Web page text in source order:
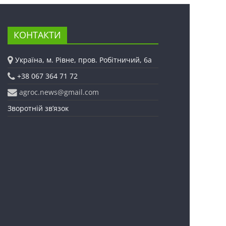
КОНТАКТИ
Україна, м. Рівне, пров. Робітничий, 6а
+38 067 364 71 72
agroc.news@gmail.com
Зворотній зв’язок